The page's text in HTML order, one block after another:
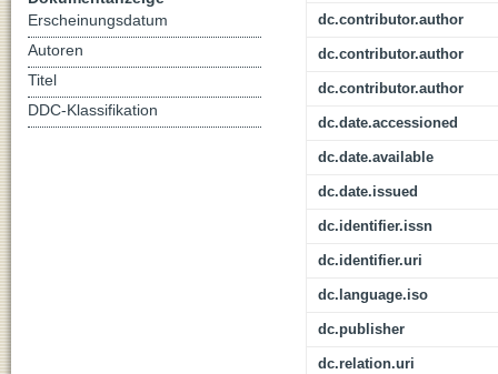
dc.contributor.author
dc.contributor.author
dc.contributor.author
dc.date.accessioned
dc.date.available
dc.date.issued
dc.identifier.issn
dc.identifier.uri
dc.language.iso
dc.publisher
dc.relation.uri
Erscheinungsdatum
Autoren
Titel
DDC-Klassifikation